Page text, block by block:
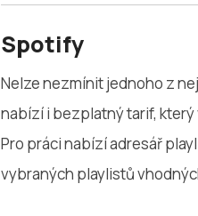
Spotify
Nelze nezmínit jednoho z
nabízí i bezplatný tarif, který
Pro práci nabízí adresář
vybraných playlistů